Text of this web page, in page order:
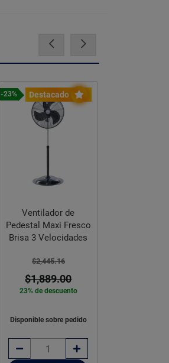
Destacado
-23%
Ventilador de
Pedestal Maxi Fresco
Brisa 3 Velocidades
$2,445.16
$1,889.00
23% de descuento
Disponible sobre pedido